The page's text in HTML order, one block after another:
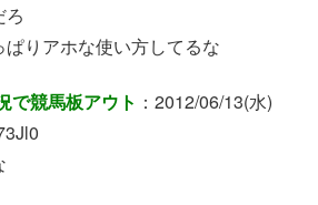
ろ
りアホな使い方してるな
で競馬板アウト ：2012/06/13(水)